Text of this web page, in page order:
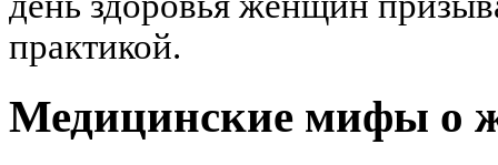
практикой.
Медицинские мифы о